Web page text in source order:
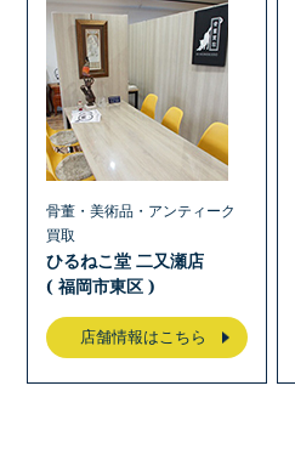
骨董・美術品・アンティーク
買取
ひるねこ堂 二又瀬店
( 福岡市東区 )
店舗情報はこちら